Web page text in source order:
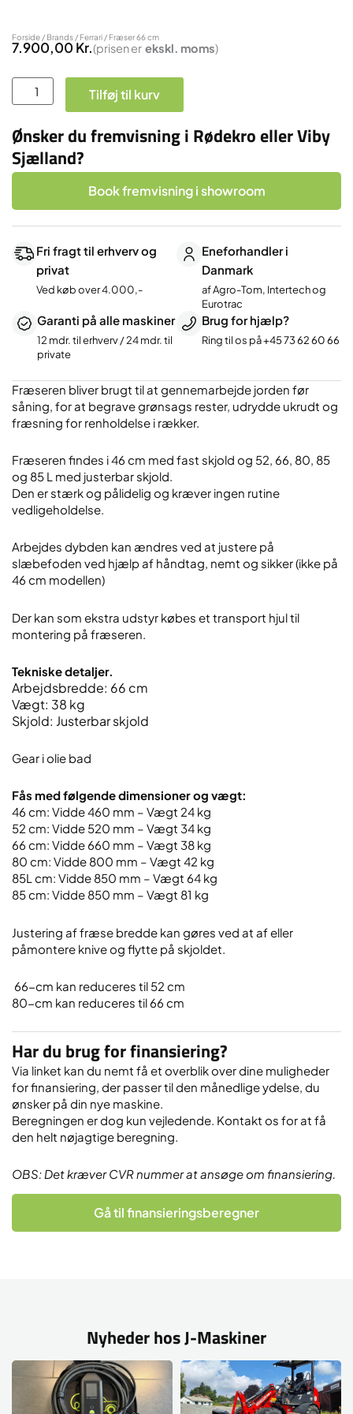
Forside / Brands / Ferrari / Fræser 66 cm
7.900,00Kr.(prisen er ekskl. moms)
Fræser
66
antal
Tilføj til kurv
Ønsker du fremvisning i Rødekro eller Viby
Sjælland?
Book fremvisning i showroom
Fri fragt til erhverv og
privat
Ved køb over 4.000,-
Eneforhandler i
Danmark
af Agro-Tom, Intertech og
Eurotrac
Garanti på alle maskiner
12 mdr. til erhverv / 24 mdr. til
private
Brug for hjælp?
Ring til os på+45 73 62 60 66
Fræseren bliver brugt til at gennemarbejde jorden før
såning, for at begrave grønsags rester, udrydde ukrudt og
fræsning for renholdelse i rækker.
Fræseren findes i 46 cm med fast skjold og 52, 66, 80, 85
og 85 L med justerbar skjold.
Den er stærk og pålidelig og kræver ingen rutine
vedligeholdelse.
​Arbejdes dybden kan ændres ved at justere på
slæbefoden ved hjælp af håndtag, nemt og sikker (ikke på
46 cm modellen)
​Der kan som ekstra udstyr købes et transport hjul til
montering på fræseren.
​Tekniske detaljer.
Arbejdsbredde: 66 cm
Vægt: 38 kg
Skjold: Justerbar skjold
Gear i olie bad
​Fås med følgende dimensioner og vægt:
46 cm: Vidde 460 mm – Vægt 24 kg
52 cm: Vidde 520 mm – Vægt 34 kg
66 cm: Vidde 660 mm – Vægt 38 kg
80 cm: Vidde 800 mm – Vægt 42 kg
85L cm: Vidde 850 mm – Vægt 64 kg
85 cm: Vidde 850 mm – Vægt 81 kg
​Justering af fræse bredde kan gøres ved at af eller
påmontere knive og flytte på skjoldet.
​ 66-cm kan reduceres til 52 cm
80-cm kan reduceres til 66 cm
Har du brug for finansiering?
Via linket kan du nemt få et overblik over dine muligheder
for finansiering, der passer til den månedlige ydelse, du
ønsker på din nye maskine.
Beregningen er dog kun vejledende. Kontakt os for at få
den helt nøjagtige beregning.
OBS: Det kræver CVR nummer at ansøge om finansiering.
Gå til finansieringsberegner
Nyheder hos J-Maskiner